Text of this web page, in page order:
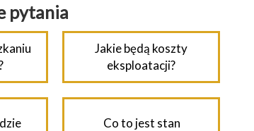
pytania
Jakie będą koszty
eksploatacji?
Co to jest stan